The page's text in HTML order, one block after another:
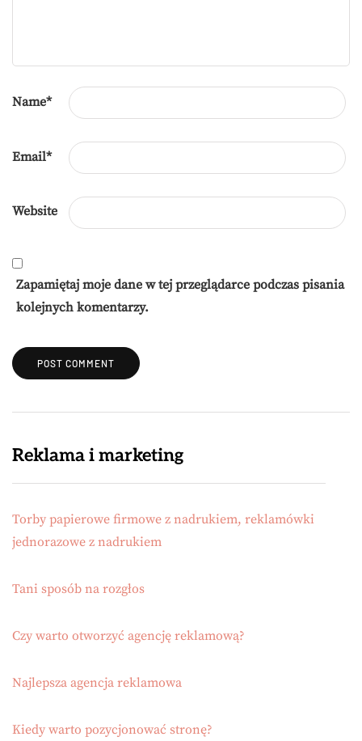
Name*
Email*
Website
Zapamiętaj moje dane w tej przeglądarce podczas pisania
kolejnych komentarzy.
Reklama i marketing
Torby papierowe firmowe z nadrukiem, reklamówki
jednorazowe z nadrukiem
Tani sposób na rozgłos
Czy warto otworzyć agencję reklamową?
Najlepsza agencja reklamowa
Kiedy warto pozycjonować stronę?